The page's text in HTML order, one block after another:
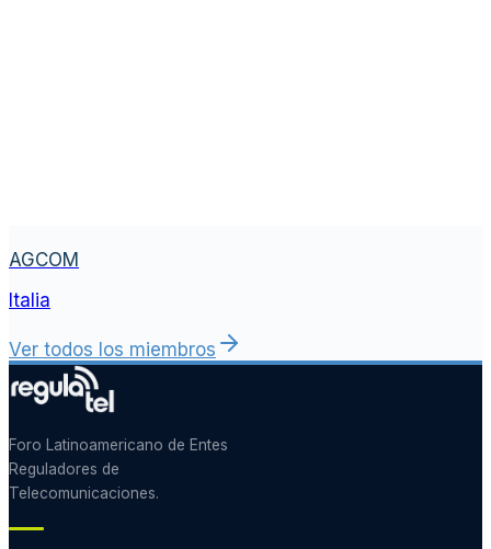
AGCOM
Italia
Ver todos los miembros
Foro Latinoamericano de Entes
Reguladores de
Telecomunicaciones.